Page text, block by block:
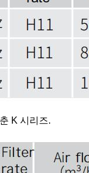
K 시리즈.